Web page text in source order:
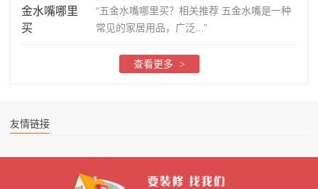
“五金水嘴哪里买？相关推荐 五金水嘴是一种
常见的家居用品，广泛...”
查看更多 >
友情链接